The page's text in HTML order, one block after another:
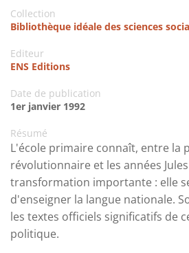
Collection
Bibliothèque idéale des sciences
Editeur
ENS Editions
Date de publication
1er janvier 1992
Résumé
L'école primaire connaît, entre la
révolutionnaire et les années
transformation importante : elle
d'enseigner la langue nationale.
les textes officiels significatifs de
politique.